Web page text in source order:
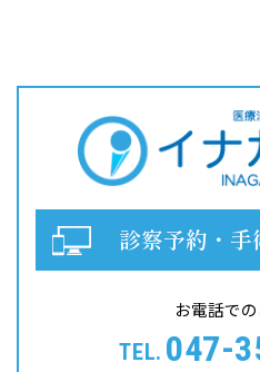
診察予約・手
お電話で
TEL. 047-